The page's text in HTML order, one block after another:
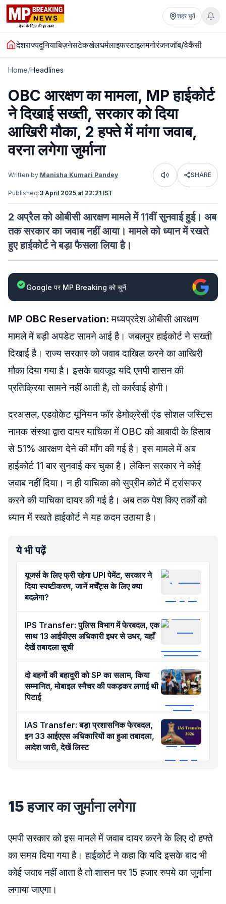
शहर चुनें
देशराज्यदुनियाबिज़नेसटेकखेलधर्मलाइफस्टाइलमनोरंजनजॉब/वेकैंसी
Home/Headlines
OBC आरक्षण का मामला, MP हाईकोर्ट
ने दिखाई सख्ती, सरकार को दिया
आखिरी मौका, 2 हफ्ते में मांगा जवाब,
वरना लगेगा जुर्माना
Written by:Manisha Kumari Pandey Listen SHARE
Published:3 April 2025 at 22:21 IST
2 अप्रैल को ओबीसी आरक्षण मामले में 11वीं सुनवाई हुई। अब
तक सरकार का जवाब नहीं आया। मामले को ध्यान में रखते
हुए हाईकोर्ट ने बड़ा फैसला लिया है।
Google पर MP Breaking को चुनें
MP OBC Reservation: मध्यप्रदेश ओबीसी आरक्षण
मामले में बड़ी अपडेट सामने आई है। जबलपुर हाईकोर्ट ने सख्ती
दिखाई है। राज्य सरकार को जवाब दाखिल करने का आखिरी
मौका दिया गया है। इसके बावजूद यदि एमपी शासन की
प्रतिक्रिया सामने नहीं आती है, तो कार्रवाई होगी।
दरअसल, एडवोकेट यूनियन फॉर डेमोक्रेसी एंड सोशल जस्टिस
नामक संस्था द्वारा दायर याचिका में OBC को आबादी के हिसाब
से 51% आरक्षण देने की माँग की गई है। इस मामले में अब
हाईकोर्ट 11 बार सुनवाई कर चुका है। लेकिन सरकार ने कोई
जवाब नहीं दिया। न ही याचिका को सुप्रीम कोर्ट में ट्रांसफर
करने की याचिका दायर की गई है। अब तक पेश किए तर्कों को
ध्यान में रखते हाईकोर्ट ने यह कदम उठाया है।
ये भी पढ़ें
यूजर्स के लिए फ्री रहेगा UPI पेमेंट, सरकार ने
दिया स्पष्टीकरण, जानें मर्चेंट्स के लिए क्या
बदलेगा?
IPS Transfer: पुलिस विभाग में फेरबदल, एक
साथ 13 आईपीएस अधिकारी इधर से उधर, यहाँ
देखें तबादला सूची
दो बहनों की बहादुरी को SP का सलाम, किया
सम्मानित, मोबाइल स्नैचर की पकड़कर लगाई थी
पिटाई
IAS Transfer: बड़ा प्रशासनिक फेरबदल,
इन 33 आईएएस अधिकारियों का हुआ तबादला,
आदेश जारी, देखें लिस्ट
15 हजार का जुर्माना लगेगा
एमपी सरकार को इस मामले में जवाब दायर करने के लिए दो हफ्ते
का समय दिया गया है। हाईकोर्ट ने कहा कि यदि इसके बाद भी
कोई जवाब नहीं आता है तो शासन पर 15 हजार रुपये का जुर्माना
लगाया जाएगा।